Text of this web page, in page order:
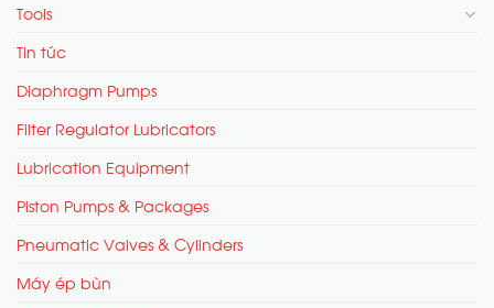
Tools
Tin tức
Diaphragm Pumps
Filter Regulator Lubricators
Lubrication Equipment
Piston Pumps & Packages
Pneumatic Valves & Cylinders
Máy ép bùn